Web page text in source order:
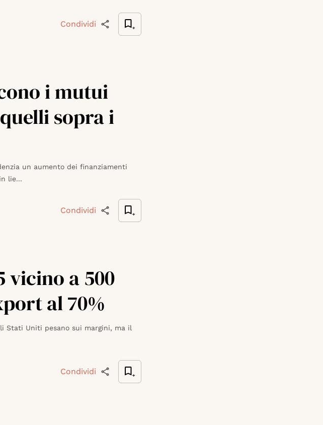
Condividi
i mutui
sopra i
un aumento dei finanziamenti
lie...
Condividi
vicino a 500
al 70%
Stati Uniti pesano sui margini, ma il
Condividi